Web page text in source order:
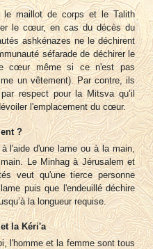
le maillot de corps et le Talith
le cœur, en cas du décès du
ashkénazes ne le déchirent
séfarade de déchirer le
cœur même si ce n'est pas
un vêtement). Par contre, ils
respect pour la Mitsva qu’il
l'emplacement du cœur.
?
l'aide d'une lame ou à la main,
Le Minhag à Jérusalem et
veut qu'une tierce personne
puis que l'endeuillé déchire
la longueur requise.
la Kéri'a
l'homme et la femme sont tous